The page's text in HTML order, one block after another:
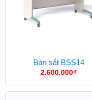
Bàn sắt BSS14
2.600.000₫